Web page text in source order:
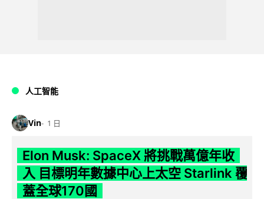
人工智能
Vin 1 日
Elon Musk: SpaceX 將挑戰萬億年收
入 目標明年數據中心上太空 Starlink 覆
蓋全球170國